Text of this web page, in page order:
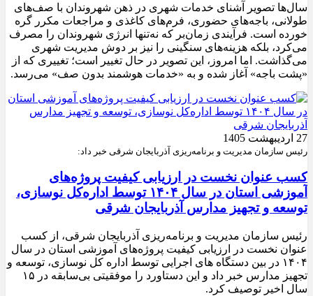
سال‌ها تصویر آشنای خدمات شهری در ذهن شهروندان با صف‌های
طولانی، باجه‌های حضوری، فرم‌های کاغذی و مراجعات مکرر گره
خورده است. فرآیندی زمان‌بر که نه‌تنها انرژی شهروندان را مصرف
می‌کرد، بلکه هزینه‌های سنگینی را نیز بر دوش مدیریت شهری
می‌گذاشت. اما امروز، این تصویر در حال تغییر است؛ تغییری که از
«پشت باجه» آغاز شده و به «خدمات هوشمند بدون صف» می‌رسد.
27 اردیبهشت 1405
رئیس سازمان مدیریت و برنامه‌ریزی آذربایجان شرقی خبر داد:
کسب عنوان نخست در ارزیابی کیفیت پروژه‌های
آموزشی استان در سال ۱۴۰۴ توسط اداره‌کل نوسازی،
توسعه و تجهیز مدارس آذربایجان شرقی
رئیس سازمان مدیریت و برنامه‌ریزی آذربایجان شرقی، از کسب
عنوان نخست در ارزیابی کیفیت پروژه‌های آموزشی استان در سال
۱۴۰۴ در بین دستگاه های اجرایی توسط اداره کل نوسازی، توسعه و
تجهیز مدارس خبر داد و این دستاورد را موفقیتی بی‌سابقه در ۱۵
سال اخیر توصیف کرد.